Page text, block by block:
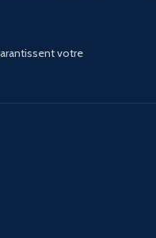
votre